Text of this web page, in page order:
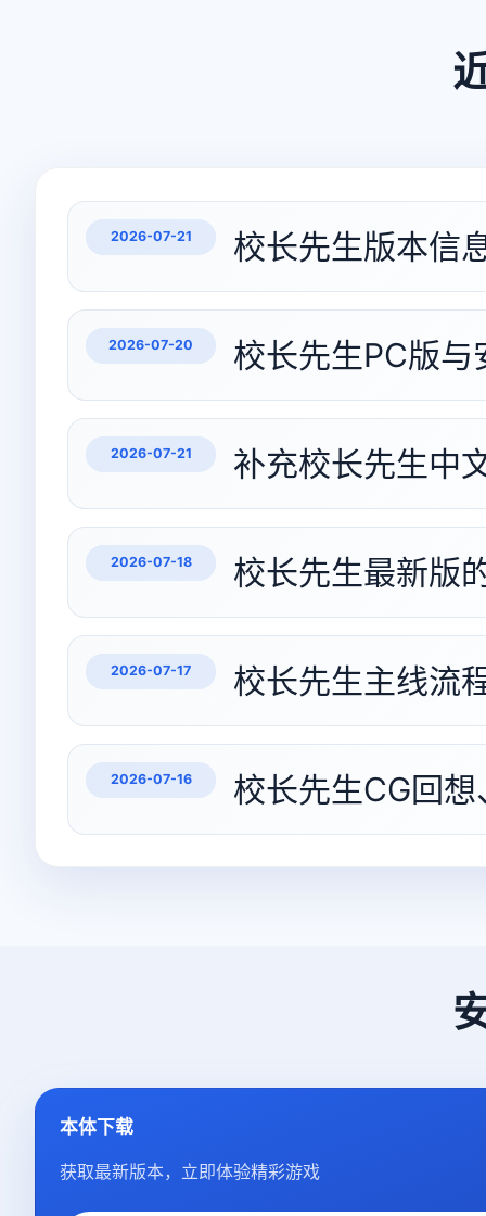
2026-07-21 校长先生版本信
2026-07-20 校长先生PC版
2026-07-21 补充校长先生中
2026-07-18 校长先生最新版
2026-07-17 校长先生主线流
2026-07-16 校长先生CG回
本体下载
获取最新版本，立即体验精彩游戏